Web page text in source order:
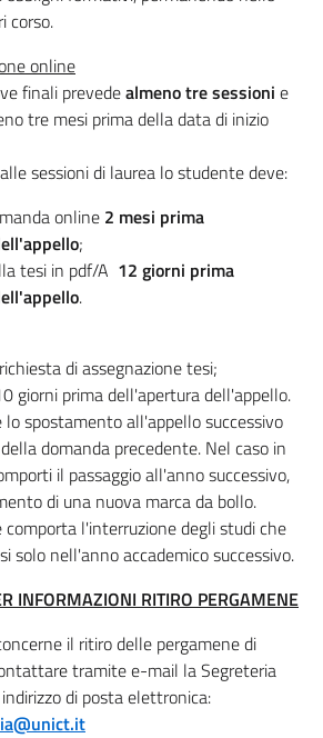
corso.
online
finali prevedealmeno tre sessioni e
tre mesi prima della data di inizio
sessioni di laurea lo studente deve:
online 2 mesi prima
;
tesi in pdf/A 12 giorni prima
.
di assegnazione tesi;
giorni prima dell'apertura dell'appello.
spostamento all'appello successivo
domanda precedente. Nel caso in
il passaggio all'anno successivo,
di una nuova marca da bollo.
comporta l'interruzione degli studi che
solo nell'anno accademico successivo.
INFORMAZIONI RITIRO PERGAMENE
il ritiro delle pergamene di
tramite e-mail la Segreteria
di posta elettronica: